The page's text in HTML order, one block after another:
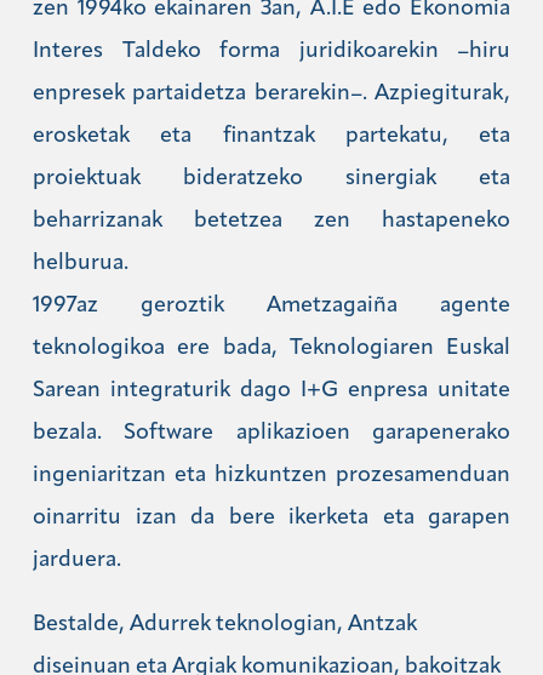
zen 1994ko ekainaren 3an, A.I.E edo Ekonomia
Interes Taldeko forma juridikoarekin –hiru
enpresek partaidetza berarekin–. Azpiegiturak,
erosketak eta finantzak partekatu, eta
proiektuak bideratzeko sinergiak eta
beharrizanak betetzea zen hastapeneko
helburua.
1997az geroztik Ametzagaiña agente
teknologikoa ere bada, Teknologiaren Euskal
Sarean integraturik dago I+G enpresa unitate
bezala. Software aplikazioen garapenerako
ingeniaritzan eta hizkuntzen prozesamenduan
oinarritu izan da bere ikerketa eta garapen
jarduera.
Bestalde, Adurrek teknologian, Antzak
diseinuan eta Argiak komunikazioan, bakoitzak